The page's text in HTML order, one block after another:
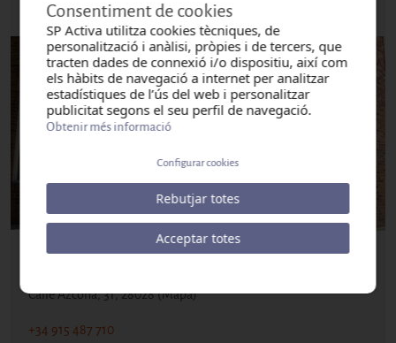
MADRID
Calle Azcona, 31, 28028(Mapa)
+34 915 487 710
Consentiment de cookies
SP Activa utilitza cookies tècniques, de
personalització i anàlisi, pròpies i de tercers, que
tracten dades de connexió i/o dispositiu, així com
els hàbits de navegació a internet per analitzar
estadístiques de l’ús del web i personalitzar
publicitat segons el seu perfil de navegació.
Obtenir més informació
Configurar cookies
Rebutjar totes
Acceptar totes